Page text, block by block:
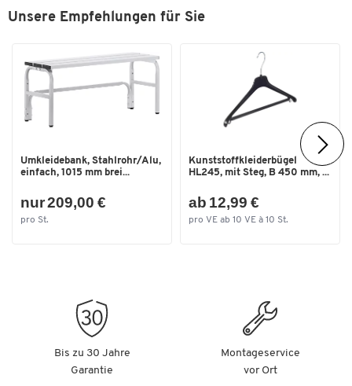
Unsere Empfehlungen für Sie
Umkleidebank, Stahlrohr/Alu,
einfach, 1015 mm brei...
nur 209,00 €
pro St.
Kunststoffkleiderbügel
HL245, mit Steg, B 450 mm, ...
ab 12,99 €
pro VE ab 10 VE à 10 St.
Bis zu 30 Jahre
Garantie
Montageservice
vor Ort